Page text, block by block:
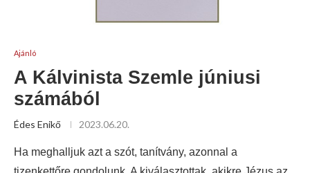
Ajánló
A Kálvinista Szemle júniusi
számából
Édes Enikő 2023.06.20.
Ha meghalljuk azt a szót, tanítvány, azonnal a